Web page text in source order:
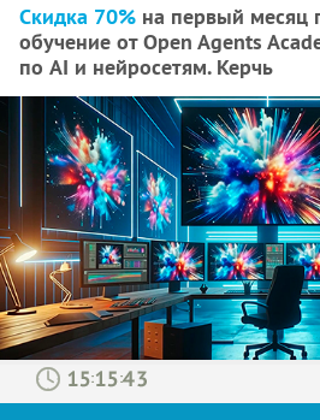
Скидка 70% на первый месяц
обучение от Open Agents
по AI и нейросетям. Керчь
: :